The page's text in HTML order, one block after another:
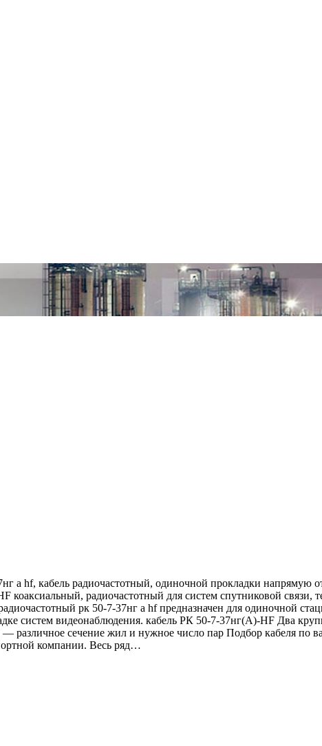
а hf, кабель радиочастотный, одиночной прокладки напрямую
радиочастотный для систем спутниковой связи,
рк 50-7-37нг а hf предназначен для одиночной
систем видеонаблюдения. кабель РК 50-7-37нг(A)-HF Два
сечение жил и нужное число пар Подбор кабеля по
компании. Весь ряд…